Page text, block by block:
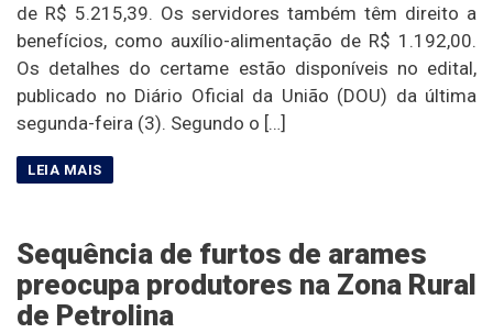
de R$ 5.215,39. Os servidores também têm direito a
benefícios, como auxílio-alimentação de R$ 1.192,00.
Os detalhes do certame estão disponíveis no edital,
publicado no Diário Oficial da União (DOU) da última
segunda-feira (3). Segundo o […]
Sequência de furtos de arames
preocupa produtores na Zona Rural
de Petrolina